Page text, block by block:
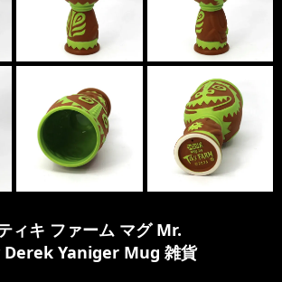
ィキ ファーム マグ Mr.
Yaniger Mug 雑貨